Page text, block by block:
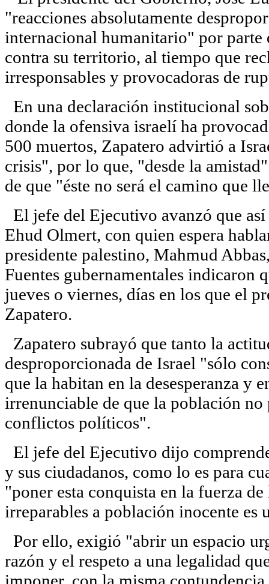
"reacciones absolutamente
internacional humanitario" por parte
contra su territorio, al tiempo que
irresponsables y provocadoras de
En una declaración institucional
donde la ofensiva israelí ha
500 muertos, Zapatero advirtió a
crisis", por lo que, "desde la
de que "éste no será el camino que
El jefe del Ejecutivo avanzó que
Ehud Olmert, con quien espera
presidente palestino, Mahmud
Fuentes gubernamentales indicaron
jueves o viernes, días en los que el
Zapatero.
Zapatero subrayó que tanto la
desproporcionada de Israel "sólo
que la habitan en la desesperanza
irrenunciable de que la población no
conflictos políticos".
El jefe del Ejecutivo dijo
y sus ciudadanos, como lo es para
"poner esta conquista en la fuerza
irreparables a población inocente es
Por ello, exigió "abrir un espacio
razón y el respeto a una legalidad